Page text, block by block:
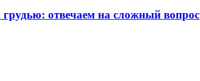
отвечаем на сложный вопрос